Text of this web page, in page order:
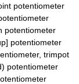
potentiometer
potentiometer
potentiometer
trimpot
potentiometer